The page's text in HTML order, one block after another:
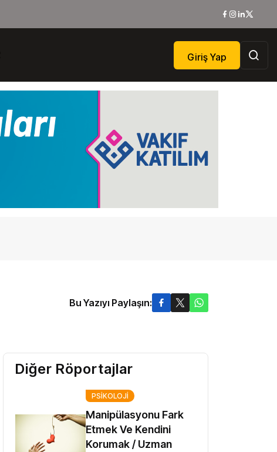
Giriş Yap
Bu Yazıyı Paylaşın:
Diğer Röportajlar
PSIKOLOJI
Manipülasyonu Fark
Etmek Ve Kendini
Korumak / Uzman